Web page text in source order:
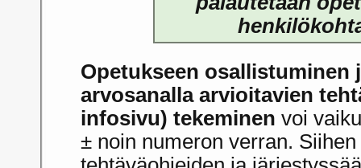
Opetukseen osallistuminen
arvosanalla arvioitavien
infosivu) tekeminen voi
± noin numeron verran.